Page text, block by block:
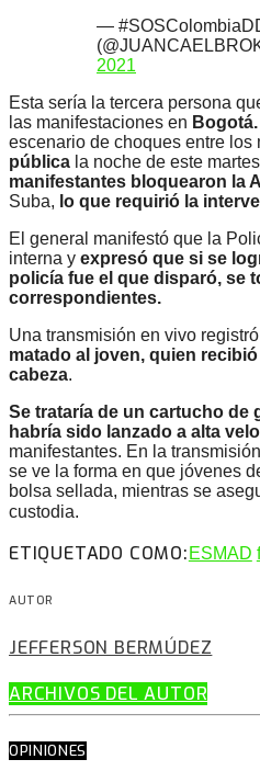
—
2021
Esta sería la tercera persona
las manifestaciones en
escenario de choques entre los
pública la noche de este
manifestantes bloquearon la
Suba, lo que requirió la
El general manifestó que la
interna y expresó que si se
policía fue el que disparó, se
correspondientes.
Una transmisión en vivo registró
matado al joven, quien
cabeza.
Se trataría de un cartucho de
habría sido lanzado a alta
manifestantes. En la
se ve la forma en que jóvenes
bolsa sellada, mientras se
custodia.
ETIQUETADO COMO: ESMAD
AUTOR
JEFFERSON BERMÚDEZ
ARCHIVOS DEL AUTOR
OPINIONES